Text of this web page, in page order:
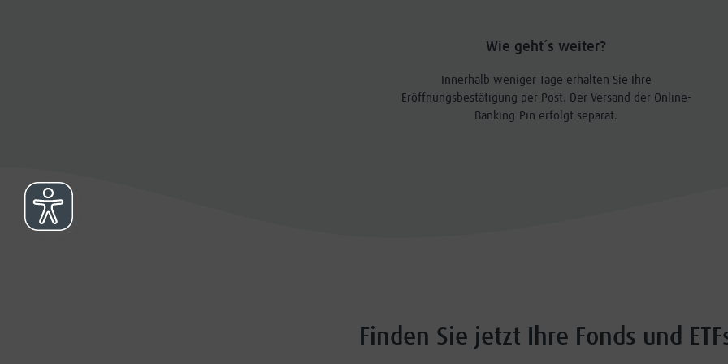
Wie geht´s weiter?
Innerhalb weniger Tage erhalten Sie Ihre
Eröffnungsbestätigung per Post. Der Versand der Online-
Banking-Pin erfolgt separat.
Finden Sie jetzt Ihre Fonds und